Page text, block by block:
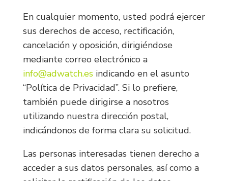
En cualquier momento, usted podrá ejercer
sus derechos de acceso, rectificación,
cancelación y oposición, dirigiéndose
mediante correo electrónico a
info@adwatch.esindicando en el asunto
“Política de Privacidad”. Si lo prefiere,
también puede dirigirse a nosotros
utilizando nuestra dirección postal,
indicándonos de forma clara su solicitud.
Las personas interesadas tienen derecho a
acceder a sus datos personales, así como a